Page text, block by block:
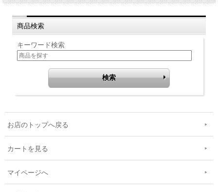
商品検索
キーワード検索
お店のトップへ戻る
カートを見る
マイページへ